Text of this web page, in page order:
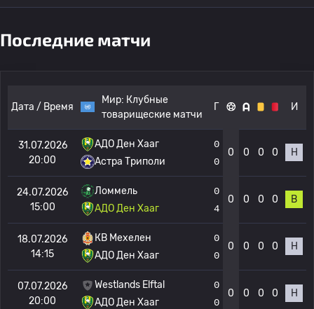
Последние матчи
Дата / Время
Мир: Клубные
товарищеские матчи
Г И
31.07.2026
20:00
АДО Ден Хааг
Астра Триполи
0
0
0 0 0 0 Н
24.07.2026
15:00
Ломмель
АДО Ден Хааг
0
4
0 0 0 0 В
18.07.2026
14:15
КВ Мехелен
АДО Ден Хааг
0
0
0 0 0 0 Н
07.07.2026
20:00
Westlands Elftal
АДО Ден Хааг
0
0
0 0 0 0 Н